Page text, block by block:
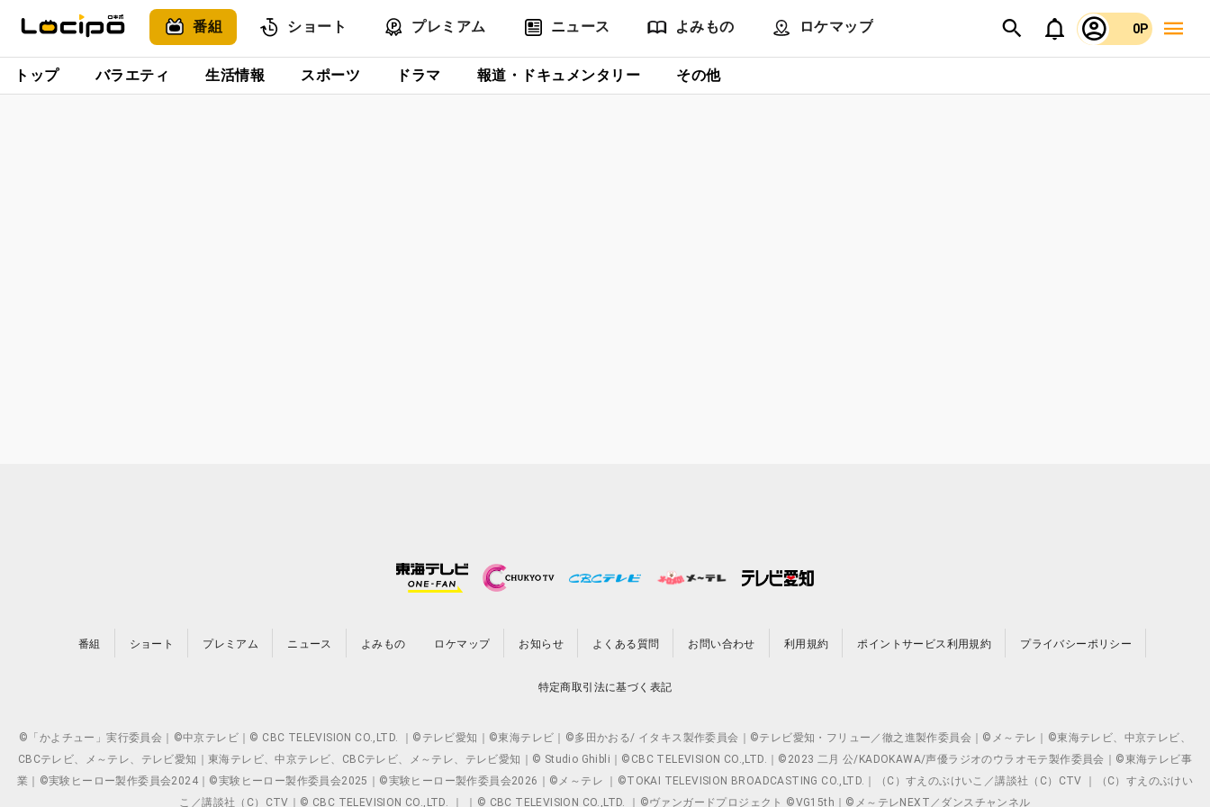
番組 ショート プレミアム ニュース よみもの ロケマップ 0P
トップ バラエティ 生活情報 スポーツ ドラマ 報道・ドキュメンタリー その他
番組 ショート プレミアム ニュース よみもの ロケマップ お知らせ よくある質問 お問い合わせ 利用規約 ポイントサービス利用規約 プライバシーポリシー
特定商取引法に基づく表記
©「かよチュー」実行委員会｜©中京テレビ｜© CBC TELEVISION CO.,LTD. ｜©テレビ愛知｜©東海テレビ｜©多田かおる/ イタキス製作委員会｜©テレビ愛知・フリュー／徹之進製作委員会｜©メ～テレ｜©東海テレビ、中京テレビ、
CBCテレビ、メ～テレ、テレビ愛知｜東海テレビ、中京テレビ、CBCテレビ、メ～テレ、テレビ愛知｜© Studio Ghibli｜©CBC TELEVISION CO.,LTD.｜©2023 二月 公/KADOKAWA/声優ラジオのウラオモテ製作委員会｜©東海テレビ事
業｜©実験ヒーロー製作委員会2024｜©実験ヒーロー製作委員会2025｜©実験ヒーロー製作委員会2026｜©メ～テレ ｜©TOKAI TELEVISION BROADCASTING CO.,LTD.｜（C）すえのぶけいこ／講談社（C）CTV ｜（C）すえのぶけい
こ／講談社（C）CTV｜© CBC TELEVISION CO.,LTD. ｜ ｜© CBC TELEVISION CO.,LTD. ｜©ヴァンガードプロジェクト ©VG15th｜©メ～テレNEXT／ダンスチャンネル